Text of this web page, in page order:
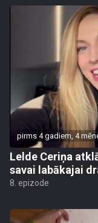
pirms 4 gadiem, 4
Lelde Ceriņa
savai labākajai
8. epizode